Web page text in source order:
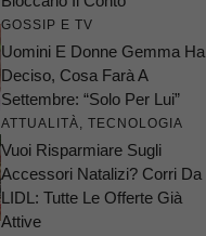
GOSSIP E TV
Uomini E Donne Gemma Ha
Deciso, Cosa Farà A
Settembre: “Solo Per Lui”
ATTUALITÀ TECNOLOGIA
Vuoi Risparmiare Sugli
Accessori Natalizi? Corri Da
LIDL: Tutte Le Offerte Già
Attive